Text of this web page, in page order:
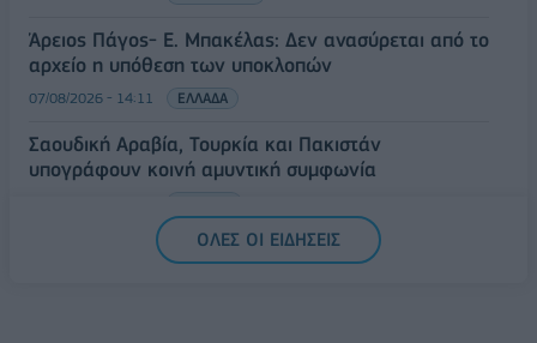
Άρειος Πάγος- Ε. Μπακέλας: Δεν ανασύρεται από το
αρχείο η υπόθεση των υποκλοπών
07/08/2026 - 14:11 ΕΛΛΑΔΑ
Σαουδική Αραβία, Τουρκία και Πακιστάν
υπογράφουν κοινή αμυντική συμφωνία
ΟΛΕΣ ΟΙ ΕΙΔΗΣΕΙΣ